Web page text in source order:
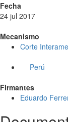
Fecha
24 jul 2017
Mecanismo
Corte
Perú
Firmantes
Eduardo